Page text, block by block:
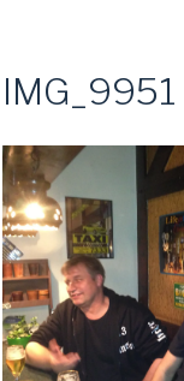
IMG_9951